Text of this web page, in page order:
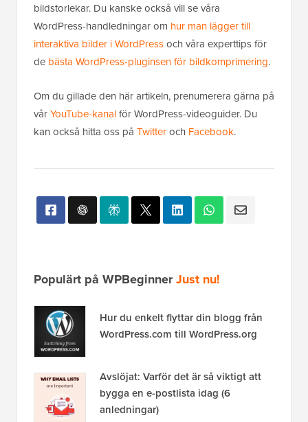
bildstorlekar. Du kanske också vill se våra
WordPress-handledningar om hur man lägger till
interaktiva bilder i WordPressoch våra experttips för
de bästa WordPress-pluginsen för bildkomprimering.
Om du gillade den här artikeln, prenumerera gärna på
vårYouTube-kanalför WordPress-videoguider. Du
kan också hitta oss på Twitteroch Facebook.
Populärt på WPBeginnerJust nu!
Hur du enkelt flyttar din blogg från
WordPress.com till WordPress.org
Avslöjat: Varför det är så viktigt att
bygga en e-postlista idag (6
anledningar)